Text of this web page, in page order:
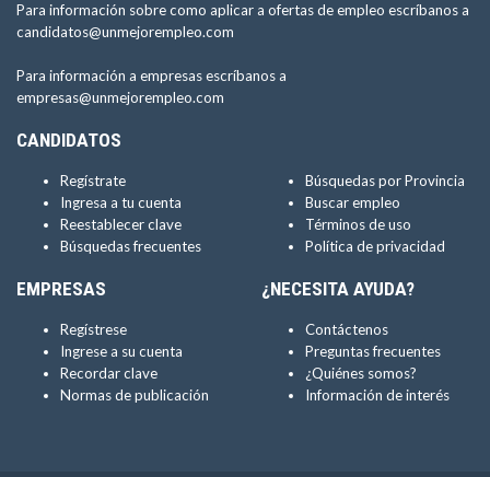
Para información sobre como aplicar a ofertas de empleo escríbanos a
candidatos@unmejorempleo.com
Para información a empresas escríbanos a
empresas@unmejorempleo.com
CANDIDATOS
Regístrate
Ingresa a tu cuenta
Reestablecer clave
Búsquedas frecuentes
Búsquedas por Provincia
Buscar empleo
Términos de uso
Política de privacidad
EMPRESAS
Regístrese
Ingrese a su cuenta
Recordar clave
Normas de publicación
¿NECESITA AYUDA?
Contáctenos
Preguntas frecuentes
¿Quiénes somos?
Información de interés